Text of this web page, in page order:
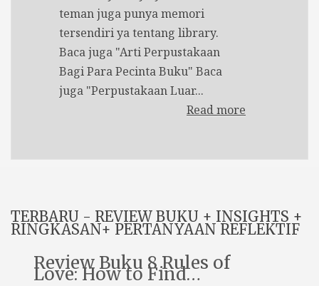
teman juga punya memori
tersendiri ya tentang library.
Baca juga "Arti Perpustakaan
Bagi Para Pecinta Buku" Baca
juga "Perpustakaan Luar...
Read more
TERBARU - REVIEW BUKU + INSIGHTS +
RINGKASAN+ PERTANYAAN REFLEKTIF
Review Buku 8 Rules of
Love: How to Find…